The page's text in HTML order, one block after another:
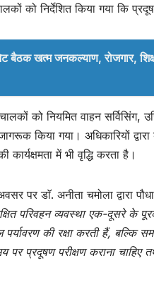
को निर्देशित किया गया कि
बैठक खत्म जनकल्याण, रोजगार,
को नियमित वाहन
किया गया। अधिकारियों
में भी वृद्धि करता है।
पर डाॅ. अनीता चमोला द्वारा
परिवहन व्यवस्था एक-दूसरे के
की रक्षा करती हैं, बल्कि
प्रदूषण परीक्षण कराना चाहिए